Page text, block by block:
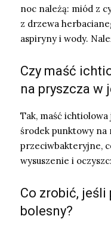
noc należą: miód z
z drzewa
aspiryny i wody.
Czy maść
na pryszcza w
Tak, maść
środek punktowy na
przeciwbakteryjne,
wysuszenie i
Co zrobić, jeśli
bolesny?